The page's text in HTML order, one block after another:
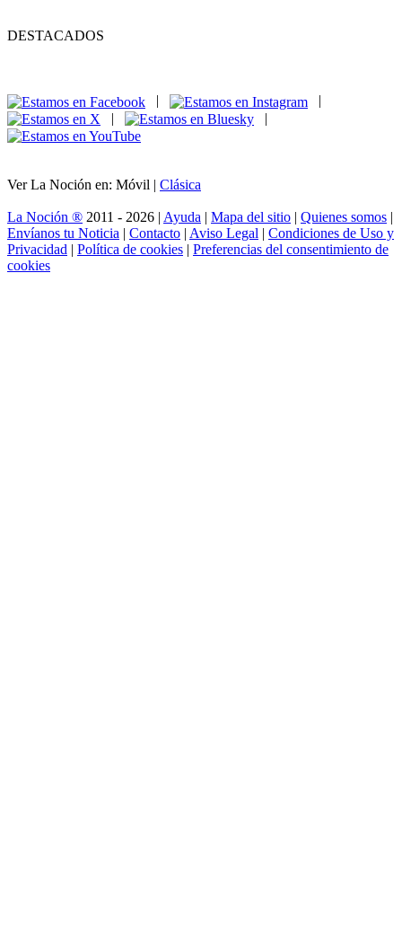
DESTACADOS
|
|
Ver La Noción en: Móvil | Clásica
La Noción ® 2011 - 2026 | Ayuda | Mapa del sitio | Quienes somos |
Envíanos tu Noticia | Contacto | Aviso Legal | Condiciones de Uso y
Privacidad | Política de cookies | Preferencias del consentimiento de
cookies